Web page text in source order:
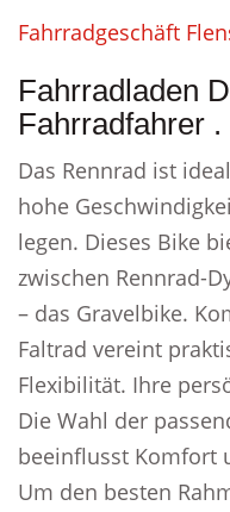
Fahrradgeschäft
Fahrradladen
Fahrradfahrer .
Das Rennrad ist
hohe
legen. Dieses Bike
zwischen Rennrad-
– das Gravelbike.
Faltrad vereint
Flexibilität. Ihre
Die Wahl der
beeinflusst Komfort
Um den besten